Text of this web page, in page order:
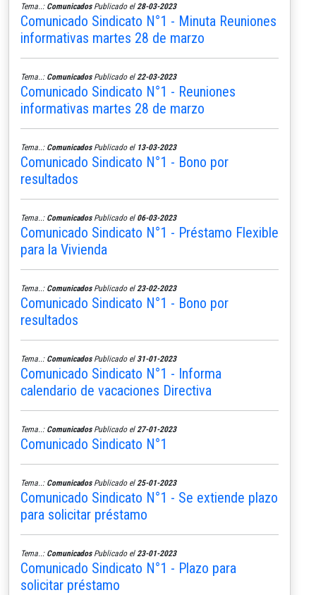
Tema..: ComunicadosPublicado el 28-03-2023
Comunicado Sindicato N°1 - Minuta Reuniones
informativas martes 28 de marzo
Tema..: ComunicadosPublicado el 22-03-2023
Comunicado Sindicato N°1 - Reuniones
informativas martes 28 de marzo
Tema..: ComunicadosPublicado el 13-03-2023
Comunicado Sindicato N°1 - Bono por
resultados
Tema..: ComunicadosPublicado el 06-03-2023
Comunicado Sindicato N°1 - Préstamo Flexible
para la Vivienda
Tema..: ComunicadosPublicado el 23-02-2023
Comunicado Sindicato N°1 - Bono por
resultados
Tema..: ComunicadosPublicado el 31-01-2023
Comunicado Sindicato N°1 - Informa
calendario de vacaciones Directiva
Tema..: ComunicadosPublicado el 27-01-2023
Comunicado Sindicato N°1
Tema..: ComunicadosPublicado el 25-01-2023
Comunicado Sindicato N°1 - Se extiende plazo
para solicitar préstamo
Tema..: ComunicadosPublicado el 23-01-2023
Comunicado Sindicato N°1 - Plazo para
solicitar préstamo